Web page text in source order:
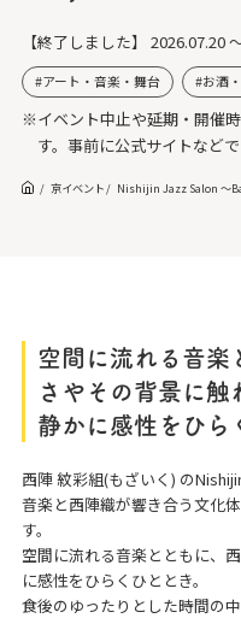
【終了しました】 2026.07.20
アート・音楽・舞台 お酒
※イベント中止や延期・開催
す。事前に公式サイトなどで
京イベント Nishijin Jazz Salon ～
空間に流れる音楽
さやその背景に触
静かに感性をひら
西陣 紋彩組(もざいく) の
音楽と西陣織が響き合う文化
す。
空間に流れる音楽とともに、
に感性をひらくひととき。
食後のゆったりとした時間の